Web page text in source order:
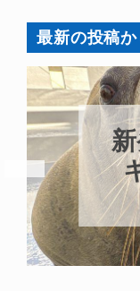
最新の投稿か